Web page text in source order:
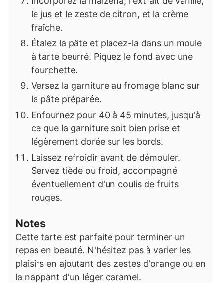
le jus et le zeste de citron, et la crème
fraîche.
Étalez la pâte et placez-la dans un moule
à tarte beurré. Piquez le fond avec une
fourchette.
Versez la garniture au fromage blanc sur
la pâte préparée.
Enfournez pour 40 à 45 minutes, jusqu'à
ce que la garniture soit bien prise et
légèrement dorée sur les bords.
Laissez refroidir avant de démouler.
Servez tiède ou froid, accompagné
éventuellement d'un coulis de fruits
rouges.
Notes
Cette tarte est parfaite pour terminer un
repas en beauté. N'hésitez pas à varier les
plaisirs en ajoutant des zestes d'orange ou en
la nappant d'un léger caramel.